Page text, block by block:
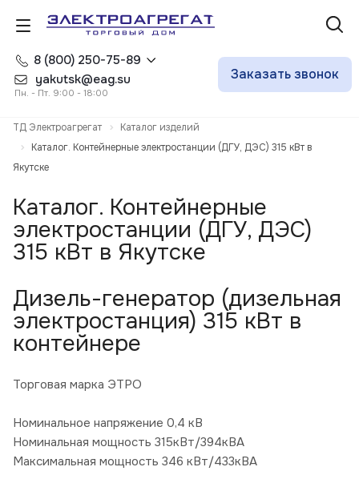
8 (800) 250-75-89
yakutsk@eag.su
Пн. - Пт. 9:00 - 18:00
Заказать звонок
ТД Электроагрегат
Каталог изделий
Каталог. Контейнерные электростанции (ДГУ, ДЭС) 315 кВт в
Якутске
Каталог. Контейнерные
электростанции (ДГУ, ДЭС)
315 кВт в Якутске
Дизель-генератор (дизельная
электростанция) 315 кВт в
контейнере
Торговая марка ЭТРО
Номинальное напряжение 0,4 кВ
Номинальная мощность 315кВт/394кВА
Максимальная мощность 346 кВт/433кВА